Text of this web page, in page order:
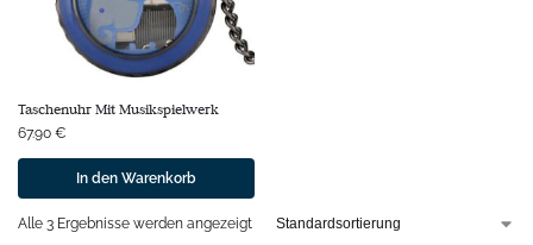
Taschenuhr Mit Musikspielwerk
67.90 €
In den Warenkorb
Alle 3 Ergebnisse werden angezeigt